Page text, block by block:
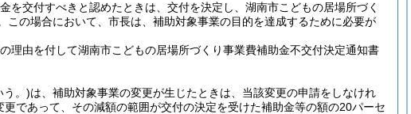
交付すべきと認めたときは、交付を決定し、湖南市こどもの居場所づく
この場合において、市長は、補助対象事業の目的を達成するために必要が
理由を付して湖南市こどもの居場所づくり事業費補助金不交付決定通知書
う。)は、補助対象事業の変更が生じたときは、当該変更の申請をしなけれ
であって、その減額の範囲が交付の決定を受けた補助金等の額の20パーセ